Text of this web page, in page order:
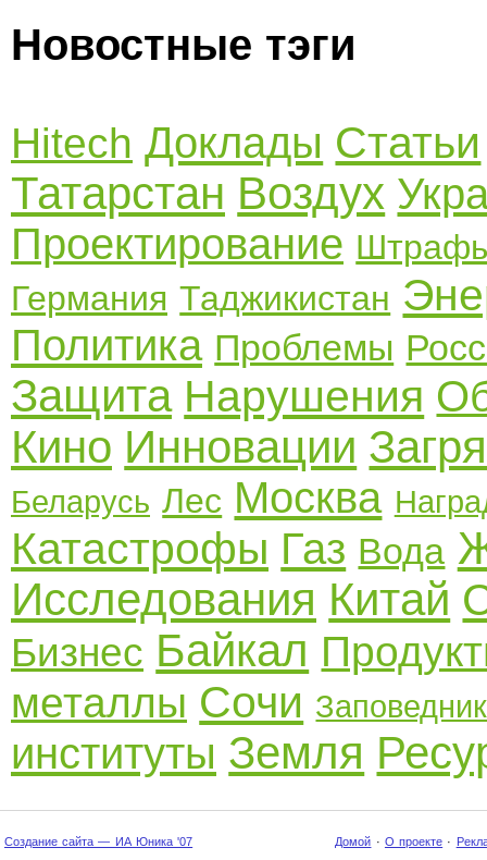
Новостные тэги
Hitech Доклады Статьи
Татарстан Воздух
Проектирование
Германия Таджикистан
Политика Проблемы
Защита Нарушения
Кино Инновации
Беларусь Лес Москва
Катастрофы Газ Вода
Исследования Китай
Бизнес Байкал
металлы Сочи Заповедник
институты Земля
Создание сайта — ИА Юника '07 Домой · О проекте ·